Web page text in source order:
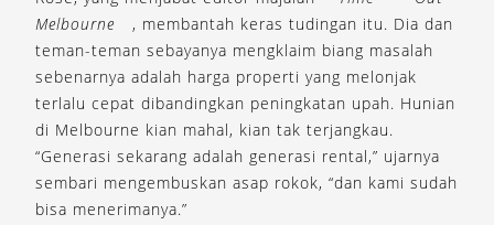
Melbourne
, membantah keras tudingan itu. Dia dan
teman-teman sebayanya mengklaim biang masalah
sebenarnya adalah harga properti yang melonjak
terlalu cepat dibandingkan peningkatan upah. Hunian
di Melbourne kian mahal, kian tak terjangkau.
“Generasi sekarang adalah generasi rental,” ujarnya
sembari mengembuskan asap rokok, “dan kami sudah
bisa menerimanya.”